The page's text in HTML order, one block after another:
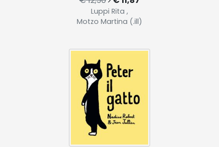
Luppi Rita ,
Motzo Martina (.ill)